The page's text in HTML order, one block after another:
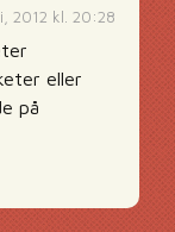
2012 kl. 20:28
eller
på